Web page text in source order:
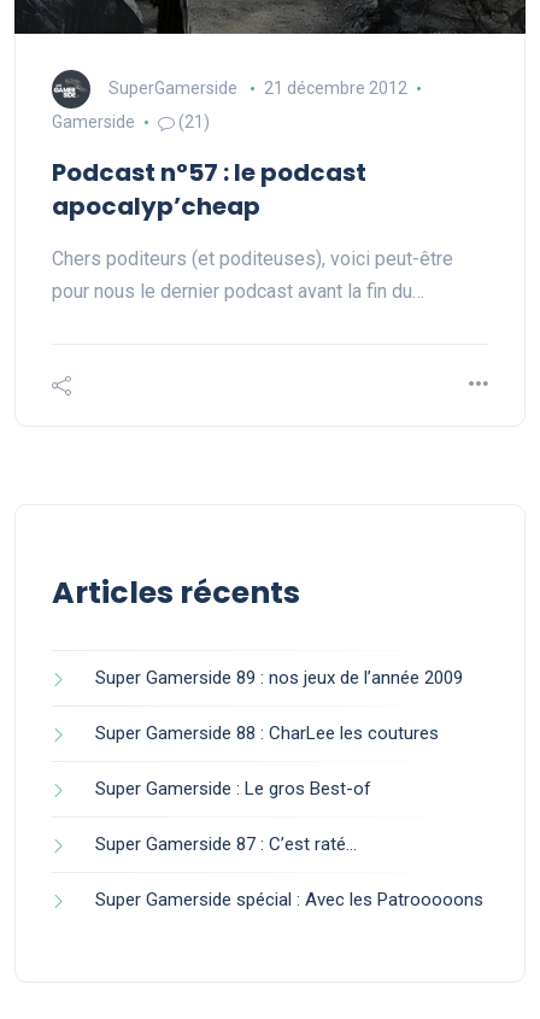
SuperGamerside
21 décembre 2012
Gamerside
(21)
Podcast n°57 : le podcast
apocalyp’cheap
Chers poditeurs (et poditeuses), voici peut-être
pour nous le dernier podcast avant la fin du…
Articles récents
Super Gamerside 89 : nos jeux de l’année 2009
Super Gamerside 88 : CharLee les coutures
Super Gamerside : Le gros Best-of
Super Gamerside 87 : C’est raté…
Super Gamerside spécial : Avec les Patrooooons